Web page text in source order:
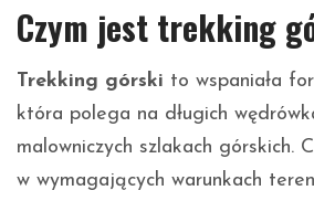
Czym jest trekking
Trekking górski to wspaniała
która polega na długich
malowniczych szlakach górskich.
w wymagających warunkach